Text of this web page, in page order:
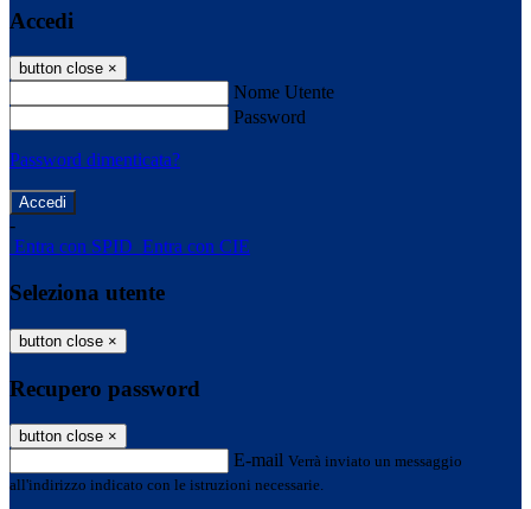
Accedi
button close ×
Nome Utente
Password
Password dimenticata?
-
Entra con SPID Entra con CIE
Seleziona utente
button close ×
Recupero password
button close ×
E-mail Verrà inviato un messaggio
all'indirizzo indicato con le istruzioni necessarie.